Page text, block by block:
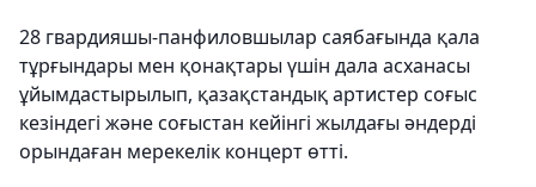
28 гвардияшы-панфиловшылар саябағында қала
тұрғындары мен қонақтары үшін дала асханасы
ұйымдастырылып, қазақстандық артистер соғыс
кезіндегі және соғыстан кейінгі жылдағы әндерді
орындаған мерекелік концерт өтті.